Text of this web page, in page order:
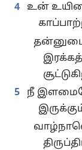
4 உன்
5
நீ